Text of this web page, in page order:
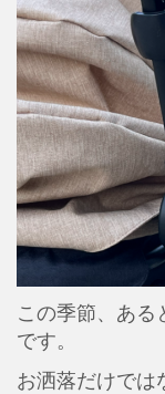
この季節、ある
です。
お洒落だけでは